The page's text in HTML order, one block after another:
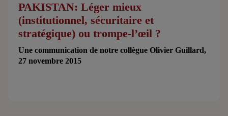
PAKISTAN: Léger mieux
(institutionnel, sécuritaire et
stratégique) ou trompe-l’œil ?
Une communication de notre collègue Olivier Guillard,
27 novembre 2015